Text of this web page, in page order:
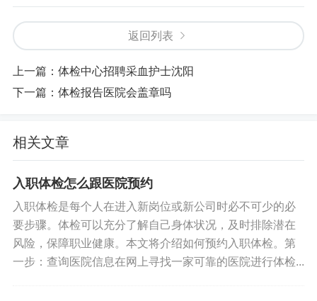
五、相关拓展知识
大多数人认为吸烟是肺大泡的主要诱因，然而很多
事实表明并非如此。长期接触空气污染和某些化学
另外，肺大泡还可能与遗传有关，一些先天性疾病
可能导致肺部组织发生异常，进而引起肺大泡的产
生。
六、结尾
总之，一旦检查出肺大泡，就要及时采取措施进行
返回列表
上一篇： 体检中心招聘采血护士沈阳
下一篇： 体检报告医院会盖章吗
相关文章
入职体检怎么跟医院预约
入职体检是每个人在进入新岗位或新公司时必不可少的必
要步骤。体检可以充分了解自己身体状况，及时排除潜在
风险，保障职业健康。本文将介绍如何预约入职体检。第
一步：查询医院信息在网上寻找一家可靠的医院进行体检...